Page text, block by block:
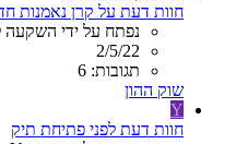
חוות דעת על קרן נאמנות
נפתח על ידי השקעה
2/5/22
תגובות: 6
שוק ההון
Y
חוות דעת לפני פתיחת תיק